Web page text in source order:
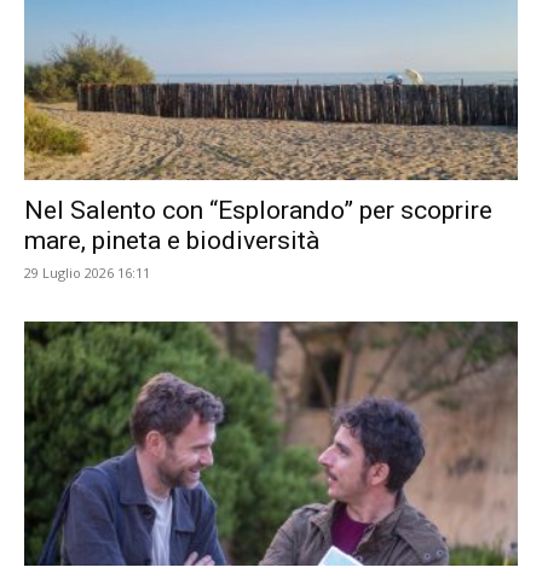
Nel Salento con “Esplorando” per scoprire
mare, pineta e biodiversità
29 Luglio 2026 16:11